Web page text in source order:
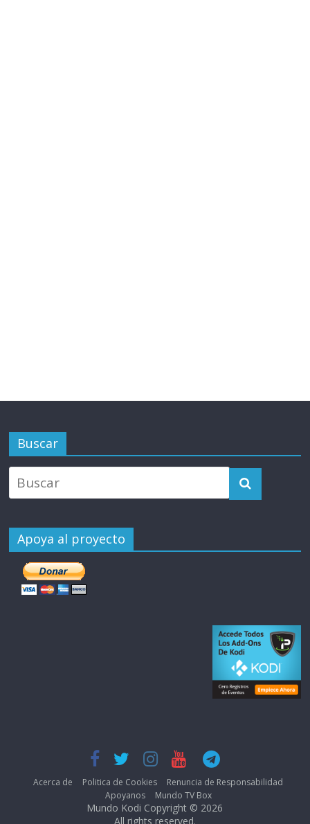
Buscar
Apoya al proyecto
Acerca de Politica de Cookies
Renuncia de Responsabilidad
Apoyanos
Mundo TV Box
Mundo Kodi Copyright © 2026
All rights reserved.